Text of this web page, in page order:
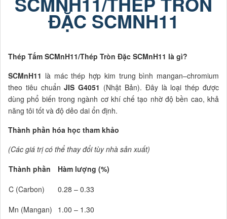
ĐẶC SCMNH11
Thép Tấm SCMnH11/Thép Tròn Đặc SCMnH11 là gì?
SCMnH11 là mác thép hợp kim trung bình mangan–chromium
theo tiêu chuẩnJIS G4051 (Nhật Bản). Đây là loại thép được
dùng phổ biến trong ngành cơ khí chế tạo nhờ độ bền cao, khả
năng tôi tốt và độ dẻo dai ổn định.
Thành phần hóa học tham khảo
(Các giá trị có thể thay đổi tùy nhà sản xuất)
Thành phần
Hàm lượng (%)
C (Carbon)
0.28 – 0.33
Mn (Mangan)
1.00 – 1.30